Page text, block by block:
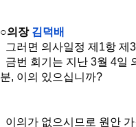
○의장 김덕배
그러면 의사일정 제1항 제
금번 회기는 지난 3월 4일
분, 이의 있으십니까?
이의가 없으시므로 원안